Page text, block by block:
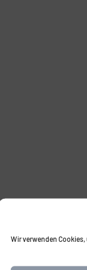
Wir verwenden Cookies,